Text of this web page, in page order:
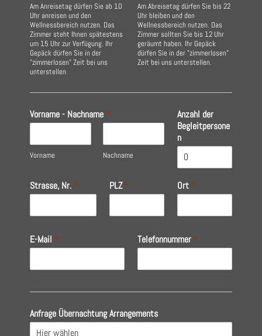
Am Anreisetag dürfen Sie ab 10
Uhr anreisen und den
Wellnessbereich nutzen. Das
Zimmer steht Ihnen spätestens
um 15 Uhr zur Verfügung. Ihr
Gepäck dürfen Sie in der
"zimmerlosen" Zeit bei uns
unterstellen.
Am Abreisetag dürfen Sie bis 22
Uhr bleiben und den
Wellnessbereich nutzen. Das
Zimmer sollten Sie bis 12 Uhr
geräumt haben. Ihr Gepäck
dürfen Sie in der "zimmerlosen"
Zeit bei uns unterstellen.
Vorname - Nachname *
Vorname Nachname
Anzahl der
Begleitpersone
n
Strasse, Nr. * PLZ * Ort *
E-Mail * Telefonnummer *
Anfrage Übernachtung Arrangements